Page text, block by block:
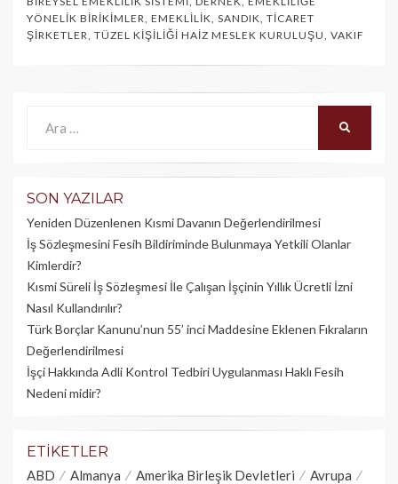
YÖNELIK BIRIKIMLER EMEKLILIK SANDIK TICARET
ŞIRKETLER TÜZEL KIŞILIĞI HAIZ MESLEK KURULUŞU VAKIF
SON YAZILAR
Yeniden Düzenlenen Kısmi Davanın Değerlendirilmesi
İş Sözleşmesini Fesih Bildiriminde Bulunmaya Yetkili Olanlar
Kimlerdir?
Kısmi Süreli İş Sözleşmesi İle Çalışan İşçinin Yıllık Üc­retli İzni
Nasıl Kullandırılır?
Türk Borçlar Kanunu’nun 55’ inci Maddesine Eklenen Fıkraların
Değerlendirilmesi
İşçi Hakkında Adli Kontrol Tedbiri Uygulanması Haklı Fesih
Nedeni midir?
ETIKETLER
ABD Almanya Amerika Birleşik Devletleri
Avrupa